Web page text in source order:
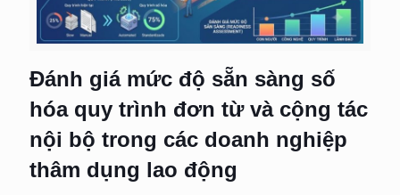
Đánh giá mức độ sẵn sàng số
hóa quy trình đơn từ và cộng tác
nội bộ trong các doanh nghiệp
thâm dụng lao động